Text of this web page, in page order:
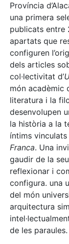
Província
una primera
publicats entre
apartats que
configuren
dels articles
col·lectivitat d’
món acadèmic
literatura i la
desenvolupen
la història a la
íntims
Franca. Una
gaudir de la
reflexionar i
configura. una
del món
arquitectura
de les paraules.